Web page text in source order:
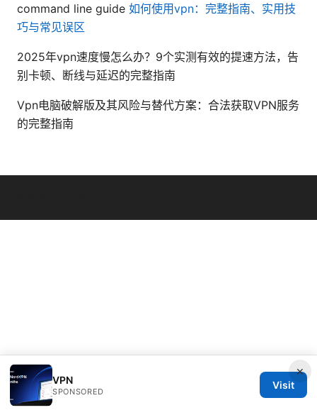
command line guide 如何使用vpn：完整指南、实用技
巧与常见误区
2025年vpn速度慢怎么办？9个实测有效的提速方法，告
别卡顿、断线与延迟的完整指南
Vpn电脑破解版及其风险与替代方案：合法获取VPN服务
的完整指南
×
VPN
SPONSORED
Visit